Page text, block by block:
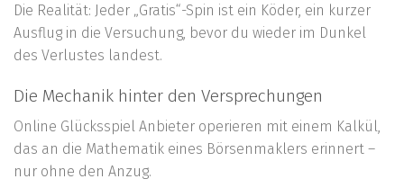
Die Realität: Jeder „Gratis“-Spin ist ein Köder, ein kurzer
Ausflug in die Versuchung, bevor du wieder im Dunkel
des Verlustes landest.
Die Mechanik hinter den Versprechungen
Online Glücksspiel Anbieter operieren mit einem Kalkül,
das an die Mathematik eines Börsenmaklers erinnert –
nur ohne den Anzug.